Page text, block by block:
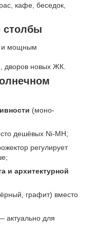
кафе, беседок,
столбы
и мощным
дворов новых ЖК.
(моно-
дешёвых Ni-MH;
регулирует
и архитектурной
графит) вместо
актуально для